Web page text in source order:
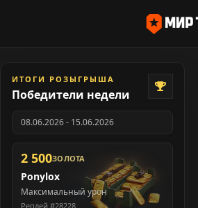
ИТОГИ РОЗЫГРЫША
Победители недели
08.06.2026 - 15.06.2026
2 500ЗОЛОТА
Ponylox
Максимальный урон
Реплей #28228